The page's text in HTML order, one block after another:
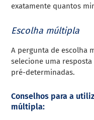
exatamente quantos
Escolha múltipla
A pergunta de escolha
selecione uma
pré-determinadas.
Conselhos para a
múltipla: